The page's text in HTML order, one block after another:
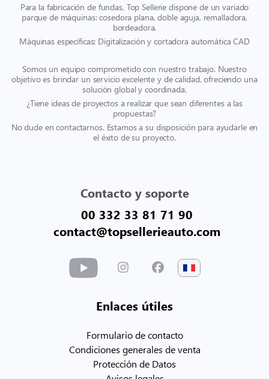
Para la fabricación de fundas, Top Sellerie dispone de un variado
parque de máquinas: cosedora plana, doble aguja, remalladora,
bordeadora.
Máquinas específicas: Digitalización y cortadora automática CAD
Somos un equipo comprometido con nuestro trabajo. Nuestro
objetivo es brindar un servicio excelente y de calidad, ofreciendo una
solución global y coordinada.
¿Tiene ideas de proyectos a realizar que sean diferentes a las
propuestas?
No dude en contactarnos. Estamos a su disposición para ayudarle en
el éxito de su proyecto.
Contacto y soporte
00 332 33 81 71 90
contact@topsellerieauto.com
Enlaces útiles
Formulario de contacto
Condiciones generales de venta
Protección de Datos